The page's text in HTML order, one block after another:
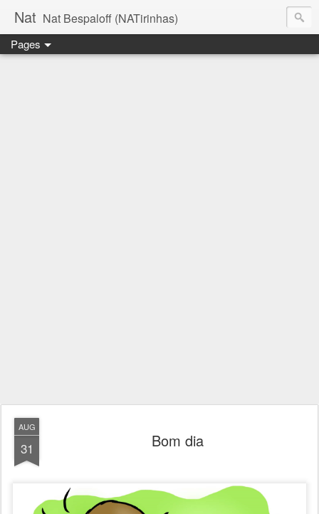
Nat Nat Bespaloff (NATirinhas)
Pages
AUG
31 Bom dia